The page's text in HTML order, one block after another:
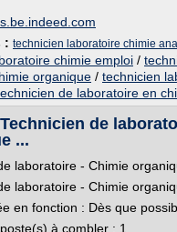
: technicien laboratoire chimie
chimie emploi /
organique / technicien
de laboratoire en
de
...
laboratoire - Chimie
laboratoire - Chimie
en fonction : Dès que
à combler : 1